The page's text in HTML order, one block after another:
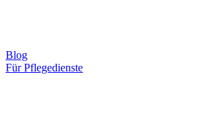
Blog
Für Pflegedienste